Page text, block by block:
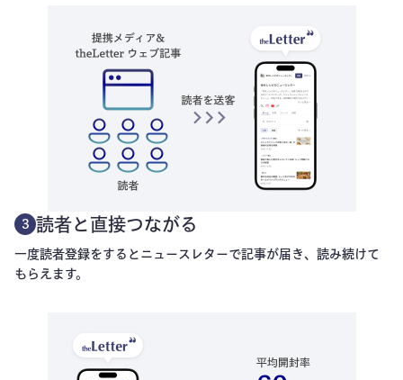
3 読者と直接つながる
一度読者登録をするとニュースレターで記事が届き、読み続けて
もらえます。